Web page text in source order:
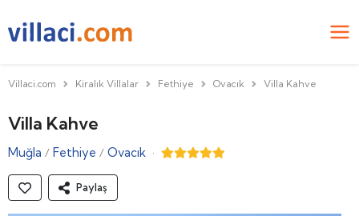
Villaci.com Kiralık Villalar Fethiye Ovacık Villa Kahve
Villa Kahve
Muğla / Fethiye / Ovacık ·
Paylaş